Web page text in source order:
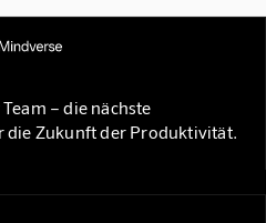
– die nächste
die Zukunft der Produktivität.